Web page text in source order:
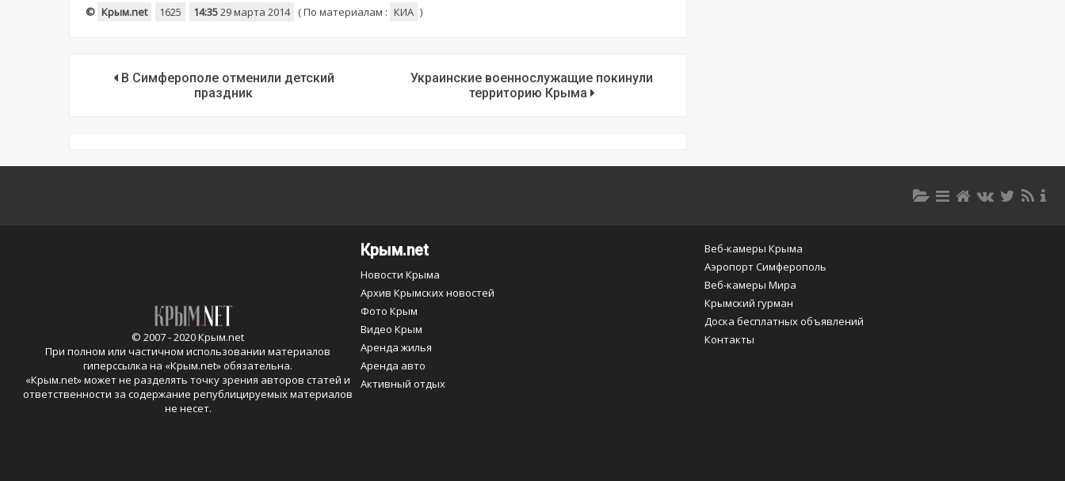
© Крым.net 1625 14:3529 марта 2014 (По материалам : КИА )
В Симферополе отменили детский
праздник
Украинские военнослужащие покинули
территорию Крыма
© 2007 - 2020 Крым.net
При полном или частичном использовании материалов
гиперссылка на «Крым.net» обязательна.
«Крым.net» может не разделять точку зрения авторов статей и
ответственности за содержание републицируемых материалов
не несет.
Крым.net
Новости Крыма
Архив Крымских новостей
Фото Крым
Видео Крым
Аренда жилья
Аренда авто
Активный отдых
Веб-камеры Крыма
Аэропорт Симферополь
Веб-камеры Мира
Крымский гурман
Доска бесплатных объявлений
Контакты